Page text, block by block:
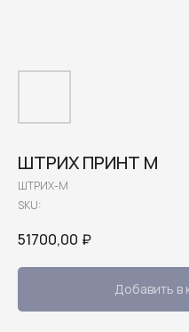
ШТРИХ ПРИНТ М
ШТРИХ-М
SKU:
51700,00 ₽
Добавить в